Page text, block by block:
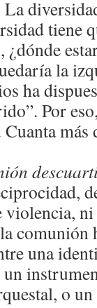
tiene
la
ha
Por
más
violencia,
comunión
una
o